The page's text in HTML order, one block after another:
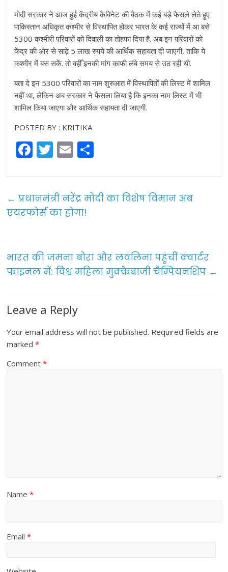
मोदी सरकार ने आज हुई केंद्रीय कैबिनेट की बैठक में कई बड़े फैसले लेते हुए
पाकिस्तान अधिकृत कश्मीर से विस्थापित होकर भारत के कई राज्यों में आ बसे
5300 कश्मीरी परिवारों को दिवाली का तोहफा दिया है. अब इन परिवारों को
केंद्र की ओर से साढ़े 5 लाख रुपये की आर्थिक सहायता दी जाएगी, ताकि ये
कश्मीर में बस सकें. तो वहीँ इनकी मांग काफी लंबे समय से उठ रही थी.
बता दे इन 5300 परिवारों का नाम शुरुआत में विस्थापितों की लिस्ट में शामिल
नहीं था, लेकिन अब सरकार ने फैसला लिया है कि इनका नाम लिस्ट में भी
शामिल किया जाएगा और आर्थिक सहायता दी जाएगी.
POSTED BY : KRITIKA
F
e
b
o
k
T
er
E
l e
← प्रधानमंत्री नरेंद्र मोदी का विशेष विमान अब
एयरफोर्स का होगा!
भारत की जमना बोरा और लवलिना पहुंचीं क्वार्टर
फाइनल में: विश्व महिला मुक्केबाजी चैम्पियनशिप →
Leave a Reply
Your email address will not be published. Required fields are
marked*
Comment*
Name*
Email*